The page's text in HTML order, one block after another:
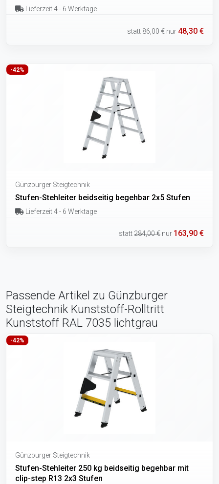
Lieferzeit 4 - 6 Werktage
statt86,00 € nur 48,30 €
-42%
Günzburger Steigtechnik
Stufen-Stehleiter beidseitig begehbar 2x5 Stufen
Lieferzeit 4 - 6 Werktage
statt284,00 € nur 163,90 €
Passende Artikel zu Günzburger
Steigtechnik Kunststoff-Rolltritt
Kunststoff RAL 7035 lichtgrau
-42%
Günzburger Steigtechnik
Stufen-Stehleiter 250 kg beidseitig begehbar mit
clip-step R13 2x3 Stufen